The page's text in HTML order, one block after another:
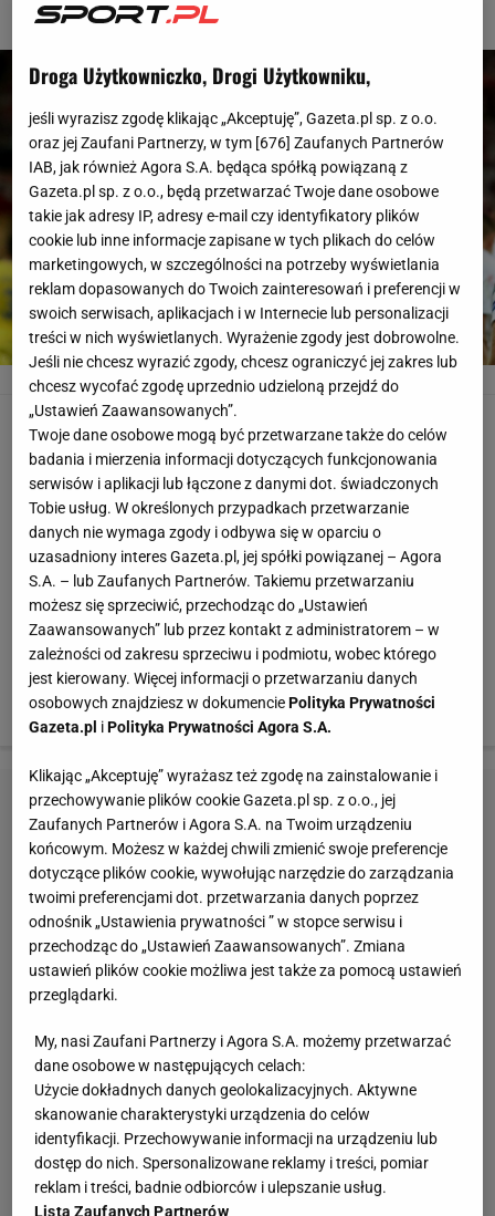
1 z 6
Robert LewandowskiFot. Kuba Atys / Agencja Wyborcza.pl
W 2006 roku na MŚ w Niemczech polska reprezentacja
ruszyła z hasłem: "Waleczni i niebezpieczni". W 2008
roku, przy okazji ME, na autokarze kadry znalazł się
napis: "Bo liczy się sport i dobra zabawa". Na Euro
2012: "Razem niemożliwe staje się możliwe". Z kolei w
2016 roku we Francji ekipa Adama Nawałki była
promowana hasłem: "Łączy nas piłka".
Jakie hasło znajdzie się tym razem na autokarze, który
wozić będzie polską reprezentację po Rosji?
Droga Użytkowniczko, Drogi Użytkowniku,
jeśli wyrazisz zgodę klikając „Akceptuję”, Gazeta.pl sp. z o.o.
oraz jej Zaufani Partnerzy, w tym [676] Zaufanych Partnerów
IAB, jak również Agora S.A. będąca spółką powiązaną z
Gazeta.pl sp. z o.o., będą przetwarzać Twoje dane osobowe
takie jak adresy IP, adresy e-mail czy identyfikatory plików
cookie lub inne informacje zapisane w tych plikach do celów
marketingowych, w szczególności na potrzeby wyświetlania
reklam dopasowanych do Twoich zainteresowań i preferencji w
swoich serwisach, aplikacjach i w Internecie lub personalizacji
treści w nich wyświetlanych. Wyrażenie zgody jest dobrowolne.
Jeśli nie chcesz wyrazić zgody, chcesz ograniczyć jej zakres lub
chcesz wycofać zgodę uprzednio udzieloną przejdź do
„Ustawień Zaawansowanych”.
Twoje dane osobowe mogą być przetwarzane także do celów
badania i mierzenia informacji dotyczących funkcjonowania
serwisów i aplikacji lub łączone z danymi dot. świadczonych
Tobie usług. W określonych przypadkach przetwarzanie
danych nie wymaga zgody i odbywa się w oparciu o
uzasadniony interes Gazeta.pl, jej spółki powiązanej – Agora
S.A. – lub Zaufanych Partnerów. Takiemu przetwarzaniu
możesz się sprzeciwić, przechodząc do „Ustawień
Zaawansowanych” lub przez kontakt z administratorem – w
zależności od zakresu sprzeciwu i podmiotu, wobec którego
jest kierowany. Więcej informacji o przetwarzaniu danych
osobowych znajdziesz w dokumenciePolityka Prywatności
Gazeta.pl iPolityka Prywatności Agora S.A.
Klikając „Akceptuję” wyrażasz też zgodę na zainstalowanie i
przechowywanie plików cookie Gazeta.pl sp. z o.o., jej
Zaufanych Partnerów i Agora S.A. na Twoim urządzeniu
końcowym. Możesz w każdej chwili zmienić swoje preferencje
dotyczące plików cookie, wywołując narzędzie do zarządzania
twoimi preferencjami dot. przetwarzania danych poprzez
odnośnik „Ustawienia prywatności ” w stopce serwisu i
przechodząc do „Ustawień Zaawansowanych”. Zmiana
ustawień plików cookie możliwa jest także za pomocą ustawień
przeglądarki.
My, nasi Zaufani Partnerzy i Agora S.A. możemy przetwarzać
dane osobowe w następujących celach:
Użycie dokładnych danych geolokalizacyjnych. Aktywne
skanowanie charakterystyki urządzenia do celów
identyfikacji. Przechowywanie informacji na urządzeniu lub
dostęp do nich. Spersonalizowane reklamy i treści, pomiar
reklam i treści, badnie odbiorców i ulepszanie usług.
Lista Zaufanych Partnerów